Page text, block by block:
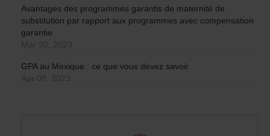
Avantages des programmes garantis de maternité de
substitution par rapport aux programmes avec compensation
garantie
Mar 30, 2023
GPA au Mexique : ce que vous devez savoir
Apr 08, 2023